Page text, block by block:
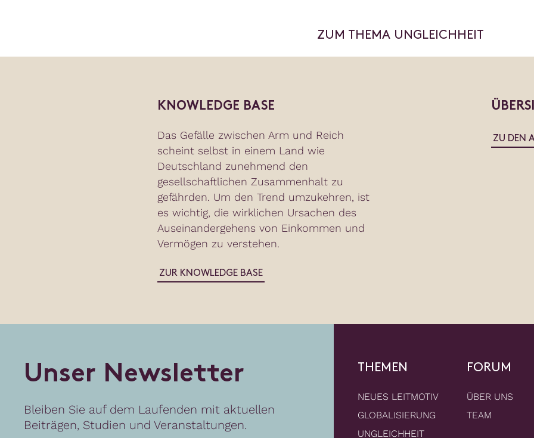
ZUM THEMA UNGLEICHHEIT
KNOWLEDGE BASE
Das Gefälle zwischen Arm und Reich
scheint selbst in einem Land wie
Deutschland zunehmend den
gesellschaftlichen Zusammenhalt zu
gefährden. Um den Trend umzukehren, ist
es wichtig, die wirklichen Ursachen des
Auseinandergehens von Einkommen und
Vermögen zu verstehen.
ZUR KNOWLEDGE BASE
ZU DEN
Unser Newsletter
Bleiben Sie auf dem Laufenden mit aktuellen
Beiträgen, Studien und Veranstaltungen.
THEMEN
NEUES LEITMOTIV
GLOBALISIERUNG
UNGLEICHHEIT
FORUM
ÜBER UNS
TEAM